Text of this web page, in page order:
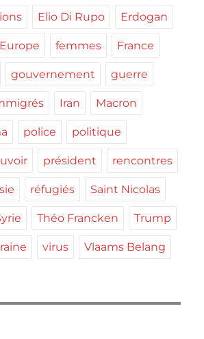
Elio Di Rupo Erdogan
Europe femmes France
gouvernement guerre
Iran Macron
police politique
président rencontres
réfugiés Saint Nicolas
Théo Francken Trump
virus Vlaams Belang